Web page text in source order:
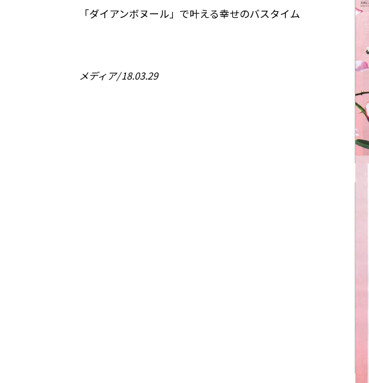
「ダイアンボヌール」で叶える幸せのバスタイム
メディア 18.03.29